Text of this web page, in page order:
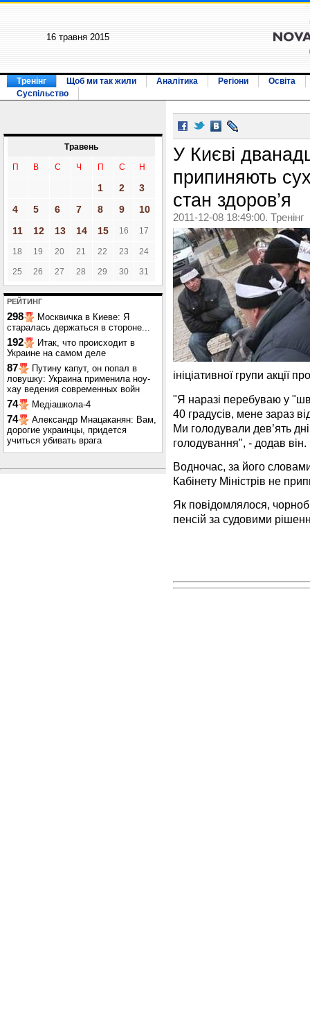
16 травня 2015
Тренінг Щоб ми так жили Аналітика Регіони
Освіта
Суспільство
Травень
П В С Ч П С Н
1 2
3
4
5 6 7 8 9
10
11
12 13 14 15 16 17
18 19 20 21 22 23 24
25 26 27 28 29 30 31
РЕЙТИНГ
298
Москвичка в Киеве: Я
старалась держаться в стороне...
192
Итак, что происходит в
Украине на самом деле
87
Путину капут, он попал в
ловушку: Украина применила ноу-
хау ведения современных войн
74 Медіашкола-4
74
Александр Мнацаканян: Вам,
дорогие украинцы, придется
учиться убивать врага
У Києві
припиняють
стан здоров’я
2011-12-08 18:49:00. Тренінг
ініціативної групи акції
"Я наразі перебуваю у
40 градусів, мене зараз
Ми голодували дев’ять
голодування", - додав він.
Водночас, за його
Кабінету Міністрів не
Як повідомлялося,
пенсій за судовими